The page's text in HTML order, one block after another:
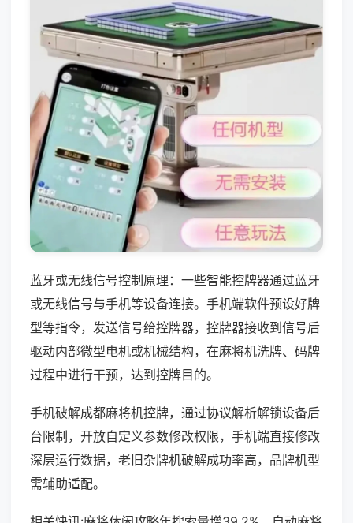
蓝牙或无线信号控制原理：一些智能控牌器通过蓝牙
或无线信号与手机等设备连接。手机端软件预设好牌
型等指令，发送信号给控牌器，控牌器接收到信号后
驱动内部微型电机或机械结构，在麻将机洗牌、码牌
过程中进行干预，达到控牌目的。
手机破解成都麻将机控牌，通过协议解析解锁设备后
台限制，开放自定义参数修改权限，手机端直接修改
深层运行数据，老旧杂牌机破解成功率高，品牌机型
需辅助适配。